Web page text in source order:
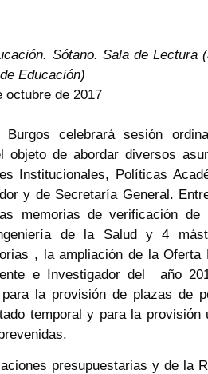
Sótano. Sala de Lectura
Educación)
octubre de 2017
celebrará sesión
objeto de abordar diversos
Institucionales, Políticas
y de Secretaría General.
memorias de verificación de
de la Salud y 4
, la ampliación de la Oferta
e Investigador del año
la provisión de plazas de
temporal y para la provisión
presupuestarias y de la